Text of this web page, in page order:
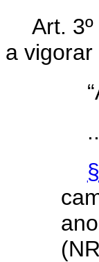
Art.
a vigorar